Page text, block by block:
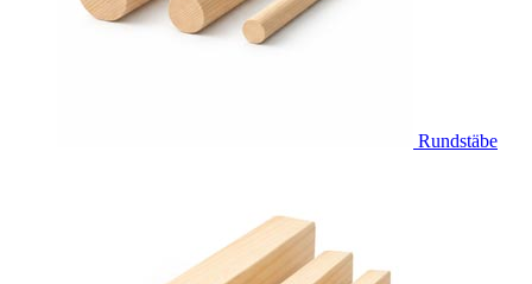
Rundstäbe